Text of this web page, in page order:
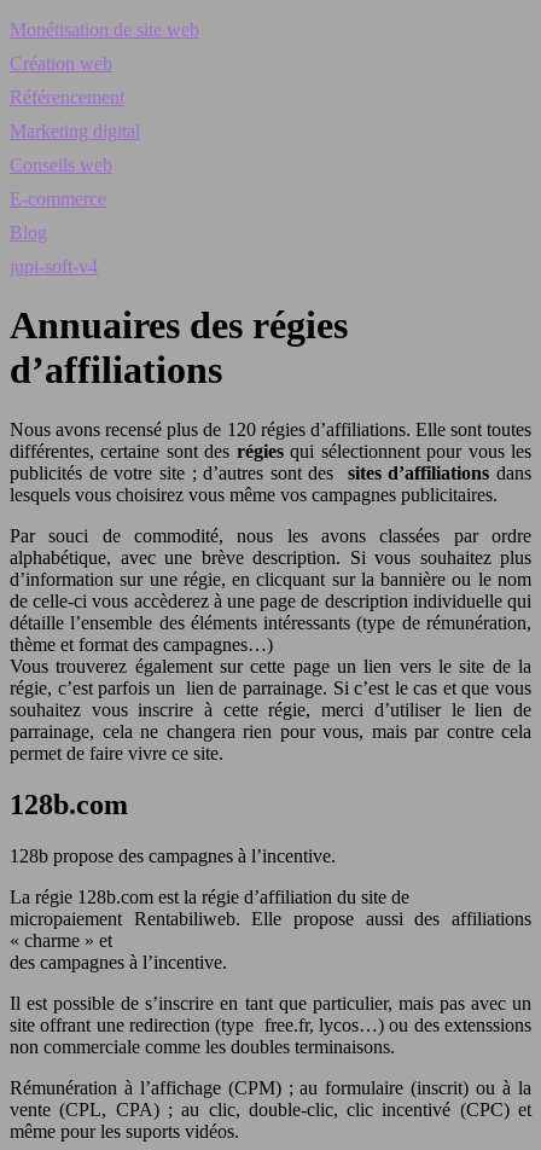
Monétisation de site web
Création web
Référencement
Marketing digital
Conseils web
E-commerce
Blog
jupi-soft-v4
Annuaires des régies
d’affiliations
Nous avons recensé plus de 120 régies d’affiliations. Elle sont toutes
différentes, certaine sont des régiesqui sélectionnent pour vous les
publicités de votre site ; d’autres sont des sites d’affiliations dans
lesquels vous choisirez vous même vos campagnes publicitaires.
Par souci de commodité, nous les avons classées par ordre
alphabétique, avec une brève description. Si vous souhaitez plus
d’information sur une régie, en clicquant sur la bannière ou le nom
de celle-ci vous accèderez à une page de description individuelle qui
détaille l’ensemble des éléments intéressants (type de rémunération,
thème et format des campagnes…)
Vous trouverez également sur cette page un lien vers le site de la
régie, c’est parfois un lien de parrainage. Si c’est le cas et que vous
souhaitez vous inscrire à cette régie, merci d’utiliser le lien de
parrainage, cela ne changera rien pour vous, mais par contre cela
permet de faire vivre ce site.
128b.com
128b propose des campagnes à l’incentive.
La régie 128b.com est la régie d’affiliation du site de
micropaiement Rentabiliweb. Elle propose aussi des affiliations
« charme » et
des campagnes à l’incentive.
Il est possible de s’inscrire en tant que particulier, mais pas avec un
site offrant une redirection (type free.fr, lycos…) ou des extenssions
non commerciale comme les doubles terminaisons.
Rémunération à l’affichage (CPM) ; au formulaire (inscrit) ou à la
vente (CPL, CPA) ; au clic, double-clic, clic incentivé (CPC) et
même pour les suports vidéos.